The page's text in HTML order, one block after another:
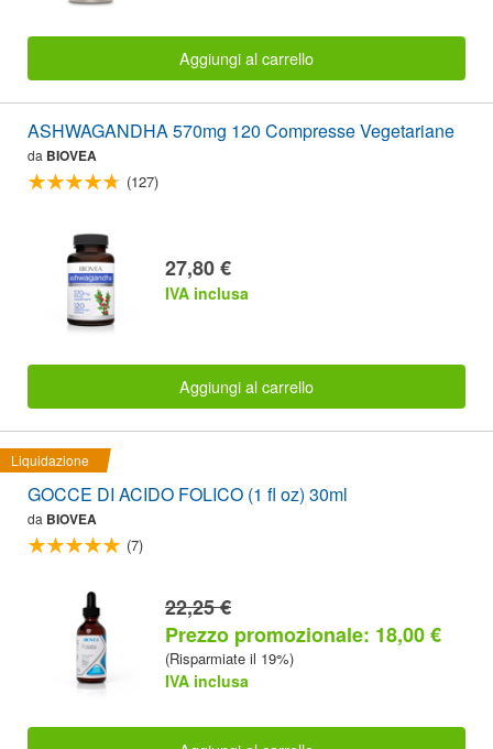
Aggiungi al carrello
ASHWAGANDHA 570mg 120 Compresse Vegetariane
da BIOVEA
(127)
27,80 €
IVA inclusa
Aggiungi al carrello
Liquidazione
GOCCE DI ACIDO FOLICO (1 fl oz) 30ml
da BIOVEA
(7)
22,25 €
Prezzo promozionale: 18,00 €
(Risparmiate il 19%)
IVA inclusa